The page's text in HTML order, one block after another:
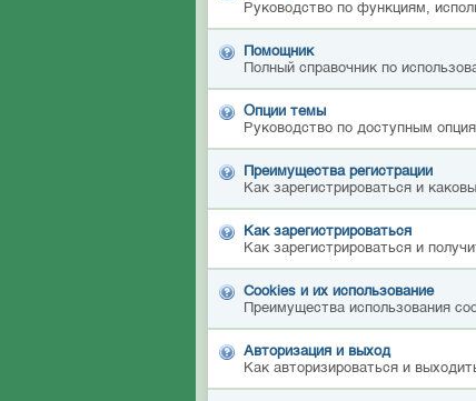
Руководство по функциям,
Помощник
Полный справочник по
Опции темы
Руководство по доступным
Преимущества регистрации
Как зарегистрироваться и
Как зарегистрироваться
Как зарегистрироваться и
Cookies и их использование
Преимущества использования
Авторизация и выход
Как авторизироваться и